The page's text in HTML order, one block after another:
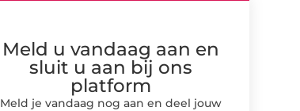
Meld u vandaag aan en
sluit u aan bij ons
platform
Meld je vandaag nog aan en deel jouw